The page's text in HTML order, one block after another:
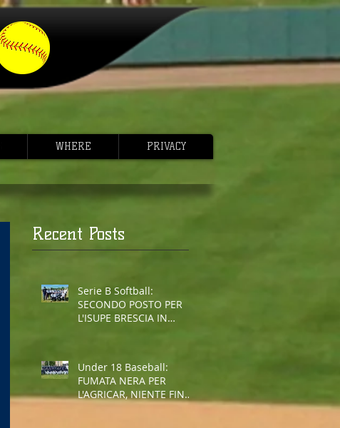
WHERE PRIVACY
Recent Posts
Serie B Softball:
SECONDO POSTO PER
L'ISUPE BRESCIA IN
Under 18 Baseball:
FUMATA NERA PER
L'AGRICAR, NIENTE FINAL